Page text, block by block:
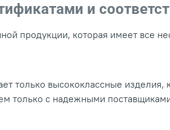
и
продукции, которая имеет все
только высококлассные
только с надежными